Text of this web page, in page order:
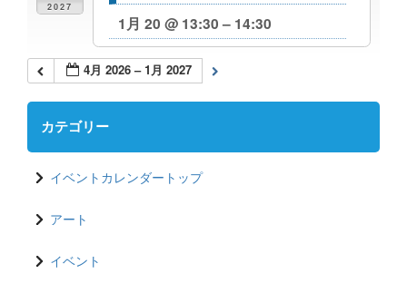
2027
1月 20 @ 13:30 – 14:30
4月 2026 – 1月 2027
カテゴリー
イベントカレンダートップ
アート
イベント